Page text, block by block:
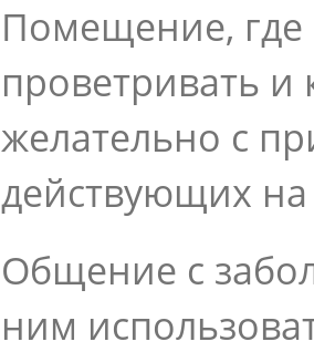
Помещение, где
проветривать
желательно с
действующих
Общение с
ним